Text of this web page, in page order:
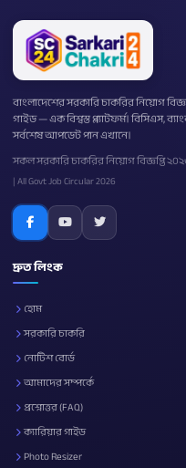
বাংলাদেশের সরকারি চাকরির নিয়োগ
গাইড — এক বিশ্বস্ত প্ল্যাটফর্ম। বিসিএস,
সর্বশেষ আপডেট পান এখানে।
সকল সরকারি চাকরির নিয়োগ বিজ্ঞপ্তি
| All Govt Job Circular 2026
দ্রুত লিংক
হোম
সরকারি চাকরি
নোটিশ বোর্ড
আমাদের সম্পর্কে
প্রশ্নোত্তর (FAQ)
ক্যারিয়ার গাইড
Photo Resizer